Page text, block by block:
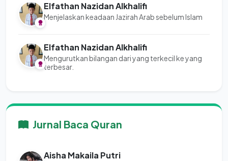
Elfathan Nazidan Alkhalifi
Menjelaskan keadaan Jazirah Arab sebelum Islam
Elfathan Nazidan Alkhalifi
Mengurutkan bilangan dari yang terkecil ke yang
terbesar.
Jurnal Baca Quran
Aisha Makaila Putri